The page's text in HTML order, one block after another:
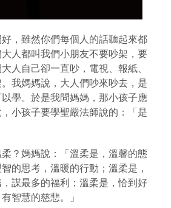
，雖然你們每個人的話聽起來都
人都叫我們小朋友不要吵架，要
人自己卻一直吵，電視、報紙、
我媽媽說，大人們吵來吵去，是
學。於是我問媽媽，那小孩子應
小孩子要學聖嚴法師說的：「是
？媽媽說：「溫柔是，溫馨的態
的思考，溫暖的行動；溫柔是，
謀最多的福利；溫柔是，恰到好
智慧的慈悲。」